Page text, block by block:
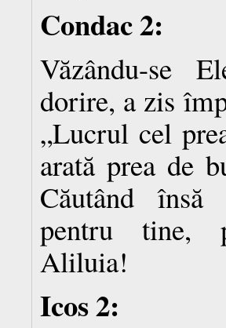
Condac 2:
Văzându-se
dorire, a zis
„Lucrul cel
arată prea de
Căutând
pentru tine,
Aliluia!
Icos 2: